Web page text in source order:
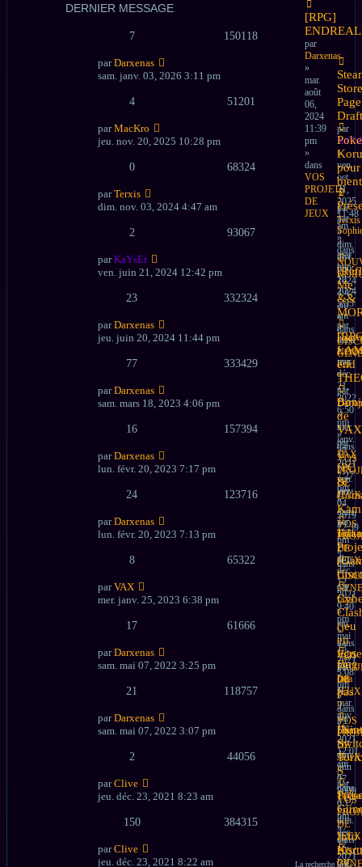
DERNIER MESSAGE
Nouveau
message
[RPG]
par
Darxenas
»
mar.
août
06,
2024
11:39
pm
»
dans
VOS
PROJETS
DE
JEUX
7 150118
parDarxenas
sam. janv. 03, 2026 3:11 pm
Store
Page
Draft
par
»
ven.
oct.
31,
2025
11:48
am
»
dans
4 51201
parMacKro
jeu. nov. 20, 2025 10:28 pm
pour
?
par
Terxis
»
dim.
nov.
03,
2024
4:47
am
»
dans
0 68324
parTerxis
dim. nov. 03, 2024 4:47 am
par
»
mer.
juin
12,
2024
5:55
am
»
dans
ICI
?
2 93067
parKaYsEr
ven. juin 21, 2024 12:42 pm
Me
&&
par
»
mer.
déc.
21,
2022
6:50
pm
»
dans
VOS
DE
JEUX
23 332324
parDarxenas
jeu. juin 20, 2024 11:44 pm
end
par
»
mer.
janv.
27,
2021
7:27
pm
»
dans
VOS
DE
JEUX
77 333429
parDarxenas
sam. mars 18, 2023 4:06 pm
de
VAX
par
VAX
»
ven.
janv.
04,
2019
12:39
pm
»
dans
16 157394
parDarxenas
lun. févr. 20, 2023 7:17 pm
[PC
&
par
»
dim.
déc.
12,
2021
9:40
pm
»
dans
VOS
DE
JEUX
24 123716
parDarxenas
lun. févr. 20, 2023 7:13 pm
Ildaa
par
faza
»
jeu.
mai
13,
2021
3:08
pm
»
dans
VOS
DE
JEUX
8 65322
parVAX
mer. janv. 25, 2023 6:38 pm
(jeu
en
par
faza
»
mar.
nov.
16,
2021
12:01
am
»
dans
VOS
DE
JEUX
17 61666
parDarxenas
sam. mai 07, 2022 3:25 pm
Bug
ou
pas
?
par
»
dim.
juin
07,
2009
6:17
pm
»
dans
21 118757
parDarxenas
sam. mai 07, 2022 3:07 pm
S
par
»
dim.
déc.
12,
2021
2 44056
parClive
jeu. déc. 23, 2021 8:23 am
+
Info
Koru
par
150 384315
parClive
jeu. déc. 23, 2021 8:22 am
ou
La recherche